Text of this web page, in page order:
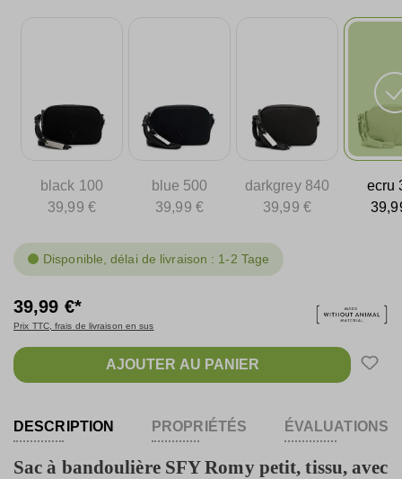
DESCRIPTION PROPRIÉTÉS ÉVALUATIONS
Sac à bandoulière SFY Romy petit, tissu, avec
black 100
39,99 €
blue 500
39,99 €
darkgrey 840
39,99 €
ecru
Disponible, délai de livraison : 1-2 Tage
39,99 €*
Prix TTC, frais de livraison en sus
AJOUTER AU PANIER